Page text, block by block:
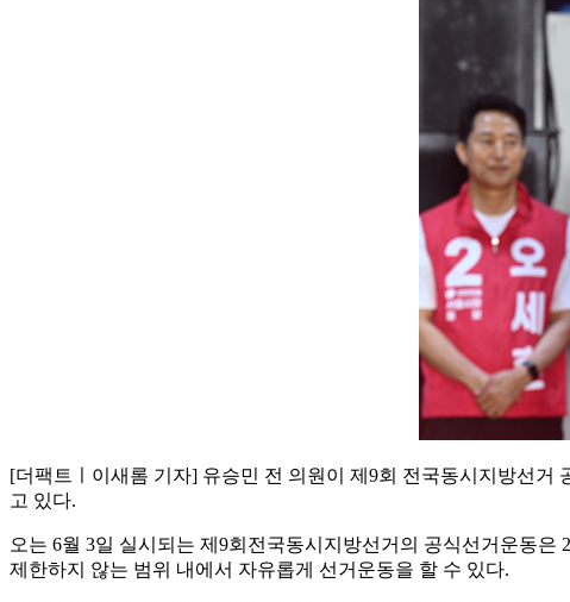
[더팩트ㅣ이새롬 기자] 유승민 전 의원이 제9회 전국동시지방선거
고 있다.
오는 6월 3일 실시되는 제9회전국동시지방선거의 공식선거운동
제한하지 않는 범위 내에서 자유롭게 선거운동을 할 수 있다.